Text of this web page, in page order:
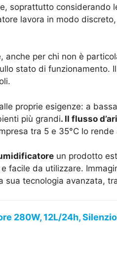
soprattutto considerando
lavora in modo
per chi non è
stato di
proprie esigenze: a
più grandi. Il flusso
tra 5 e 35°C lo
un prodotto
facile da utilizzare.
tecnologia avanzata,
280W, 12L/24h,